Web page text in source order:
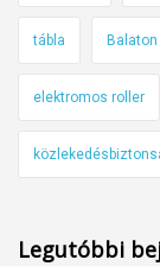
tábla Balaton
elektromos roller
Legutóbbi